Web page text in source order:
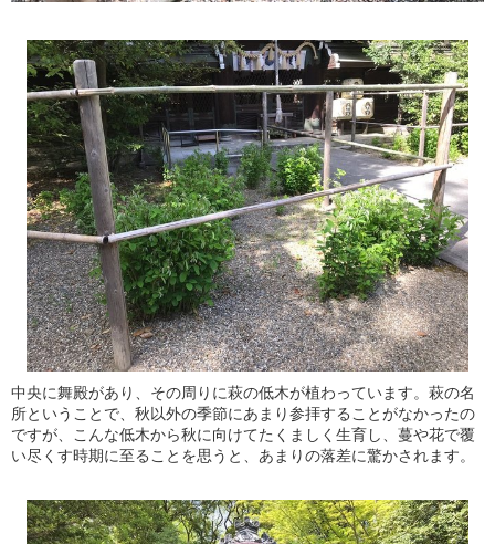
中央に舞殿があり、その周りに萩の低木が植わっています。萩の名
所ということで、秋以外の季節にあまり参拝することがなかったの
ですが、こんな低木から秋に向けてたくましく生育し、蔓や花で覆
い尽くす時期に至ることを思うと、あまりの落差に驚かされます。